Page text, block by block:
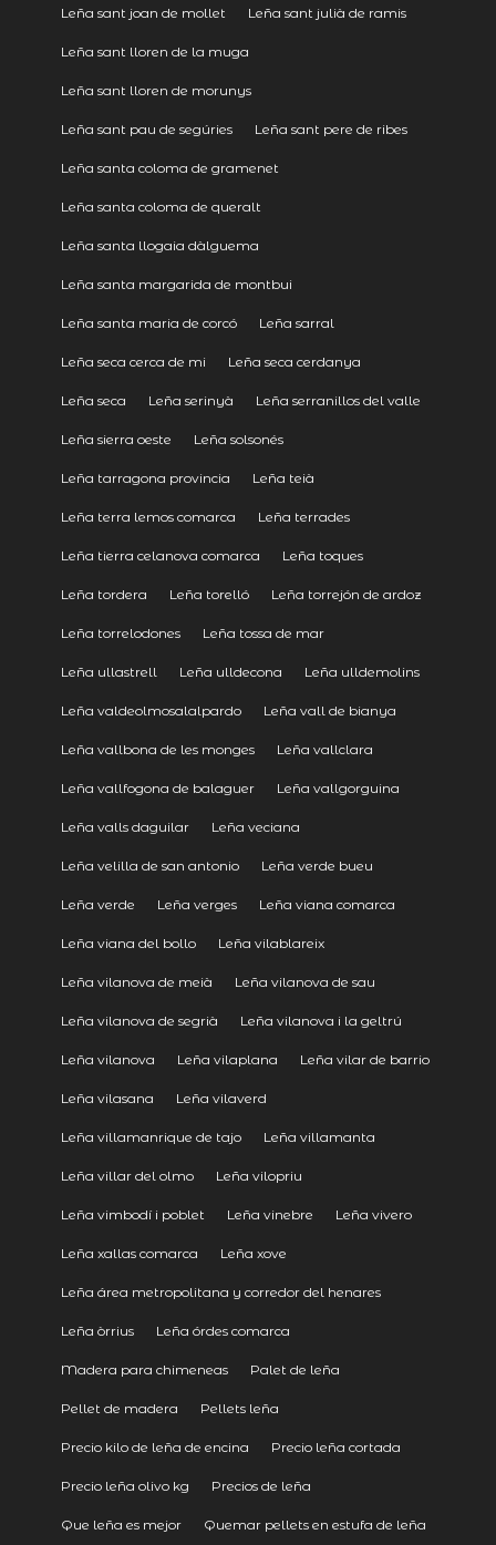
Leña sant joan de mollet Leña sant julià de ramis
Leña sant lloren de la muga
Leña sant lloren de morunys
Leña sant pau de segúries Leña sant pere de ribes
Leña santa coloma de gramenet
Leña santa coloma de queralt
Leña santa llogaia dàlguema
Leña santa margarida de montbui
Leña santa maria de corcó Leña sarral
Leña seca cerca de mi Leña seca cerdanya
Leña seca Leña serinyà Leña serranillos del valle
Leña sierra oeste Leña solsonés
Leña tarragona provincia Leña teià
Leña terra lemos comarca Leña terrades
Leña tierra celanova comarca Leña toques
Leña tordera Leña torelló Leña torrejón de ardoz
Leña torrelodones Leña tossa de mar
Leña ullastrell Leña ulldecona Leña ulldemolins
Leña valdeolmosalalpardo Leña vall de bianya
Leña vallbona de les monges Leña vallclara
Leña vallfogona de balaguer Leña vallgorguina
Leña valls daguilar Leña veciana
Leña velilla de san antonio Leña verde bueu
Leña verde Leña verges Leña viana comarca
Leña viana del bollo Leña vilablareix
Leña vilanova de meià Leña vilanova de sau
Leña vilanova de segrià Leña vilanova i la geltrú
Leña vilanova Leña vilaplana Leña vilar de barrio
Leña vilasana Leña vilaverd
Leña villamanrique de tajo Leña villamanta
Leña villar del olmo Leña vilopriu
Leña vimbodí i poblet Leña vinebre Leña vivero
Leña xallas comarca Leña xove
Leña área metropolitana y corredor del henares
Leña òrrius Leña órdes comarca
Madera para chimeneas Palet de leña
Pellet de madera Pellets leña
Precio kilo de leña de encina Precio leña cortada
Precio leña olivo kg Precios de leña
Que leña es mejor Quemar pellets en estufa de leña